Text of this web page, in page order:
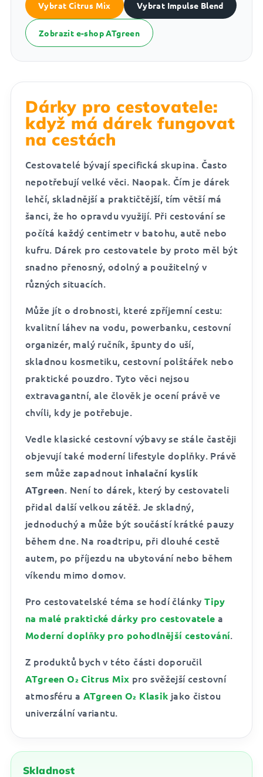
Vybrat Citrus Mix Vybrat Impulse Blend
Zobrazit e-shop ATgreen
Dárky pro cestovatele:
když má dárek fungovat
na cestách
Cestovatelé bývají specifická skupina. Často
nepotřebují velké věci. Naopak. Čím je dárek
lehčí, skladnější a praktičtější, tím větší má
šanci, že ho opravdu využijí. Při cestování se
počítá každý centimetr v batohu, autě nebo
kufru. Dárek pro cestovatele by proto měl být
snadno přenosný, odolný a použitelný v
různých situacích.
Může jít o drobnosti, které zpříjemní cestu:
kvalitní láhev na vodu, powerbanku, cestovní
organizér, malý ručník, špunty do uší,
skladnou kosmetiku, cestovní polštářek nebo
praktické pouzdro. Tyto věci nejsou
extravagantní, ale člověk je ocení právě ve
chvíli, kdy je potřebuje.
Vedle klasické cestovní výbavy se stále častěji
objevují také moderní lifestyle doplňky. Právě
sem může zapadnout inhalační kyslík
ATgreen. Není to dárek, který by cestovateli
přidal další velkou zátěž. Je skladný,
jednoduchý a může být součástí krátké pauzy
během dne. Na roadtripu, při dlouhé cestě
autem, po příjezdu na ubytování nebo během
víkendu mimo domov.
Pro cestovatelské téma se hodí článkyTipy
na malé praktické dárky pro cestovatele a
Moderní doplňky pro pohodlnější cestování.
Z produktů bych v této části doporučil
ATgreen O₂ Citrus Mix pro svěžejší cestovní
atmosféru a ATgreen O₂ Klasik jako čistou
univerzální variantu.
Skladnost